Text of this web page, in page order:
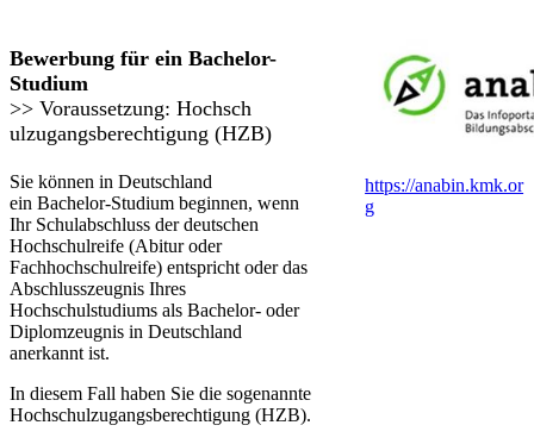
​​​​Bewerbung für ein Bac​​helor-
Studium
>> Voraussetzung: ​​Hochsch
ulzugangsberech​tigung​ (HZB)
Sie können in Deutschland
ein Bachelor-Studium beginnen, wenn
Ihr Schulabschluss der deutschen
Hochschulreife (Abitur oder
Fachhochschulreife) entspricht oder das
Abschlusszeugnis Ihres
Hochschulstudiums als Bachelor- oder
Diplomzeugnis in Deutschland
anerkannt ist.
In diesem Fall haben Sie die sogenannte
Hochschulzugangsberechtigung (HZB).
https://anabin.kmk.or​
g​​